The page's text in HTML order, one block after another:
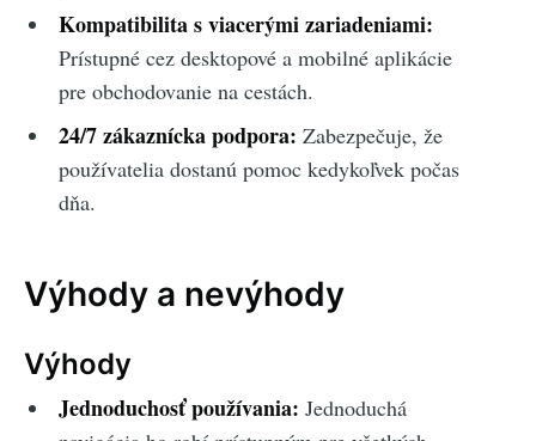
Kompatibilita s viacerými zariadeniami:
Prístupné cez desktopové a mobilné aplikácie
pre obchodovanie na cestách.
24/7 zákaznícka podpora: Zabezpečuje, že
používatelia dostanú pomoc kedykoľvek počas
dňa.
Výhody a nevýhody
Výhody
Jednoduchosť používania: Jednoduchá